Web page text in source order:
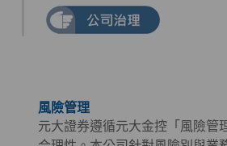
風險管理
元大證券遵循元大金控「風險管